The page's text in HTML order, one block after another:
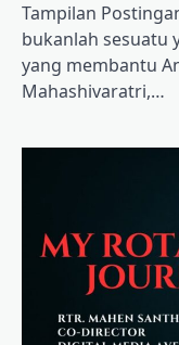
Tampilan
bukanlah sesuatu
yang membantu
Mahashivaratri,…